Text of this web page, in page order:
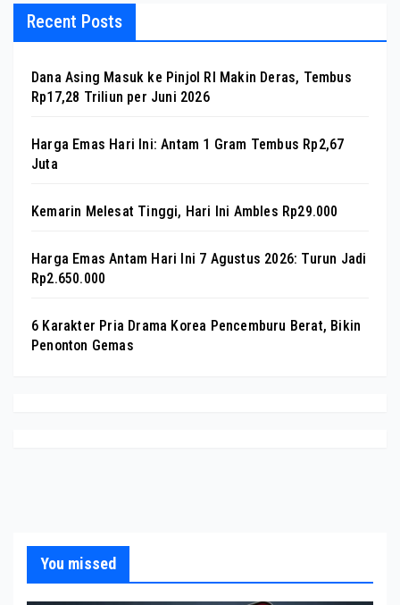
Recent Posts
Dana Asing Masuk ke Pinjol RI Makin Deras, Tembus
Rp17,28 Triliun per Juni 2026
Harga Emas Hari Ini: Antam 1 Gram Tembus Rp2,67
Juta
Kemarin Melesat Tinggi, Hari Ini Ambles Rp29.000
Harga Emas Antam Hari Ini 7 Agustus 2026: Turun Jadi
Rp2.650.000
6 Karakter Pria Drama Korea Pencemburu Berat, Bikin
Penonton Gemas
You missed